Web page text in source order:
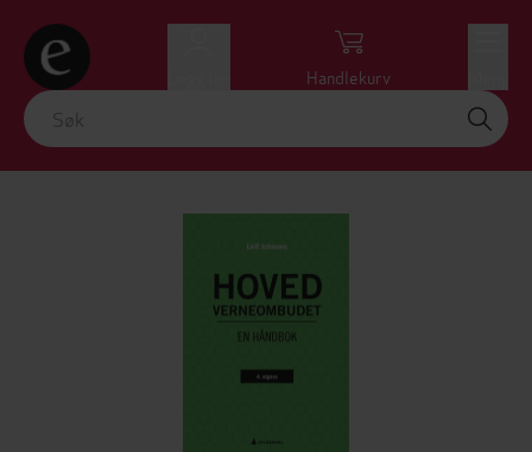
Handlekurv